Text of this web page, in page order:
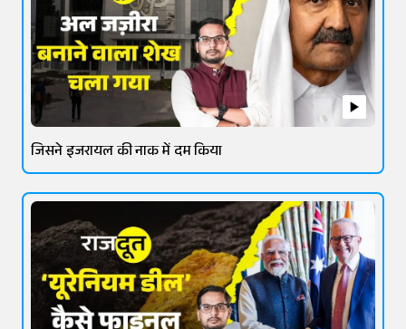
जिसने इजरायल की नाक में दम किया